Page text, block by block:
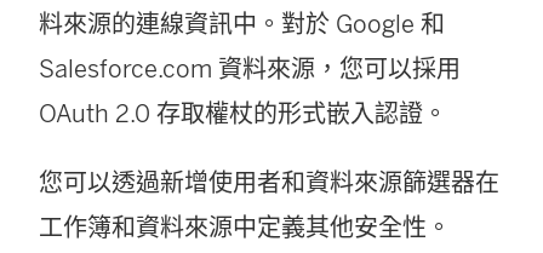
料來源的連線資訊中。對於 Google 和
Salesforce.com 資料來源，您可以採用
OAuth 2.0 存取權杖的形式嵌入認證。
您可以透過新增使用者和資料來源篩選器在
工作簿和資料來源中定義其他安全性。